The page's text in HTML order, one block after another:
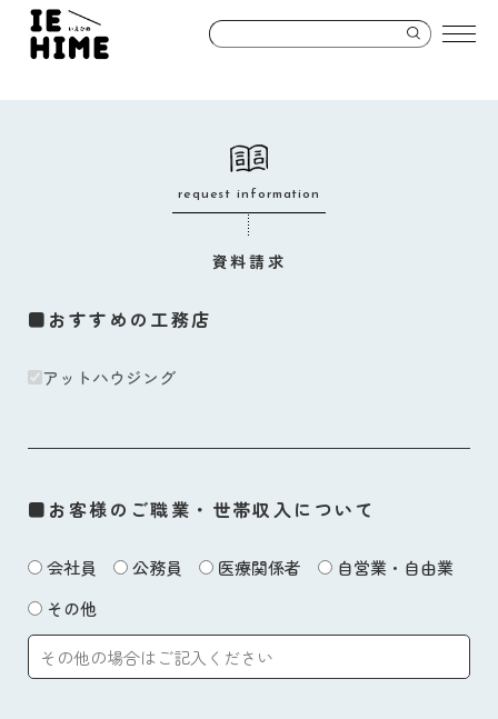
request information
資料請求
■おすすめの工務店
アットハウジング
■お客様のご職業・世帯収入について
会社員 公務員 医療関係者
自営業・自由業
その他